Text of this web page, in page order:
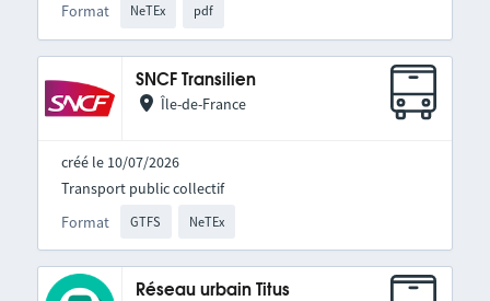
Format NeTEx pdf
SNCF Transilien
Île-de-France
créé le 10/07/2026
Format GTFS NeTEx
Transport public collectif
Réseau urbain Titus